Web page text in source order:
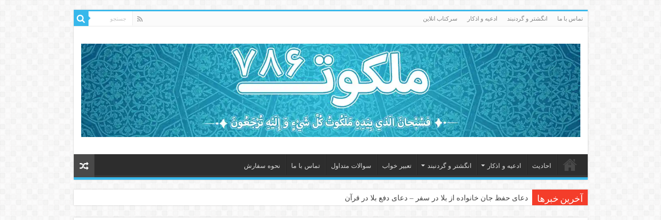
تماس با ما انگشتر و گردنبند ادعيه و اذكار سرکتاب انلاین
احاديث ادعيه و اذكار انگشتر و گردنبند تعبیر خواب سوالات متداول تماس با ما نحوه سفارش
آخرین خبرها دعای حفظ جان خانواده از بلا در سفر – دعای دفع بلا در قرآن